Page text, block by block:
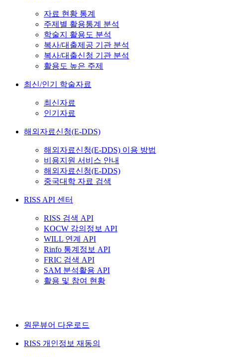
자료 현황 통계
주제별 활용통계 분석
학술지 활용도 분석
복사/대출제공 기관 분석
복사/대출신청 기관 분석
활용도 높은 주제
최신/인기 학술자료
최신자료
인기자료
해외자료신청(E-DDS)
해외자료신청(E-DDS) 이용 방법
비용지원 서비스 안내
해외자료신청(E-DDS)
중국대학 자료 검색
RISS API 센터
RISS 검색 API
KOCW 강의정보 API
WILL 연계 API
Rinfo 통계정보 API
FRIC 검색 API
SAM 분석활용 API
활용 및 참여 현황
원문뷰어 다운로드
RISS 개인정보 재동의